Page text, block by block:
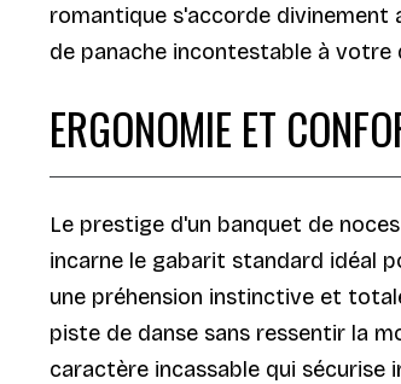
romantique s'accorde divinement
de panache incontestable à votre
ERGONOMIE ET
Le prestige d'un banquet de
incarne le gabarit standard idéal
une préhension instinctive et
piste de danse sans ressentir la
caractère incassable qui